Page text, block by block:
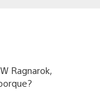
Ragnarok,